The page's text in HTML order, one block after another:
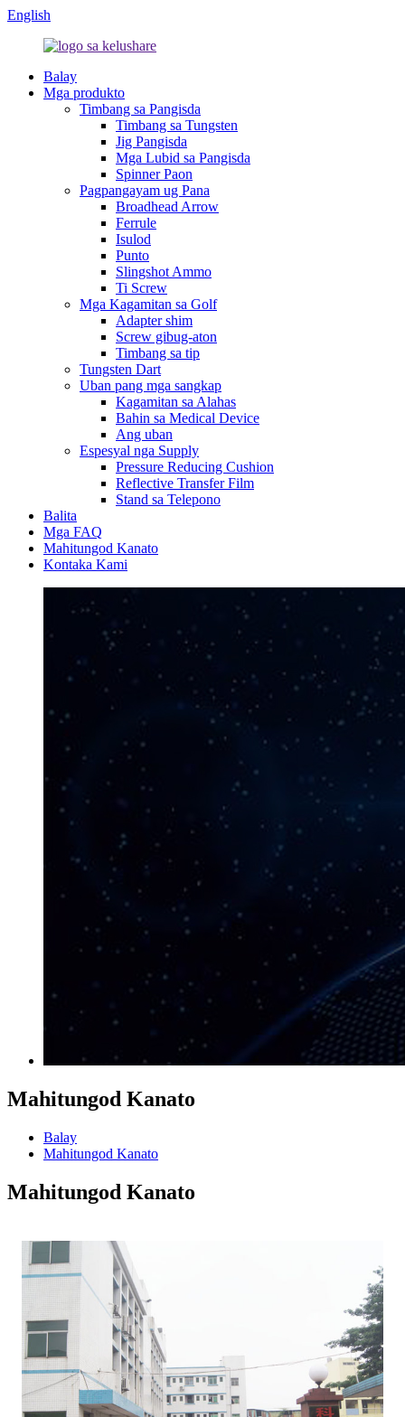
English
Balay
Mga produkto
Timbang sa Pangisda
Timbang sa Tungsten
Jig Pangisda
Mga Lubid sa Pangisda
Spinner Paon
Pagpangayam ug Pana
Broadhead Arrow
Ferrule
Isulod
Punto
Slingshot Ammo
Ti Screw
Mga Kagamitan sa Golf
Adapter shim
Screw gibug-aton
Timbang sa tip
Tungsten Dart
Uban pang mga sangkap
Kagamitan sa Alahas
Bahin sa Medical Device
Ang uban
Espesyal nga Supply
Pressure Reducing Cushion
Reflective Transfer Film
Stand sa Telepono
Balita
Mga FAQ
Mahitungod Kanato
Kontaka Kami
Mahitungod Kanato
Balay
Mahitungod Kanato
Mahitungod Kanato